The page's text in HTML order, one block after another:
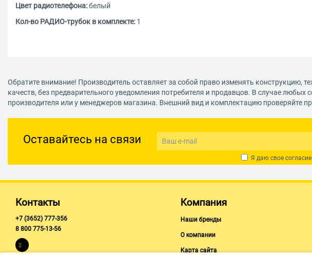
Цвет радиотелефона:белый
Кол-во РАДИО-трубок в комплекте: 1
Обратите внимание! Производитель оставляет за собой право изменять конструкцию,
качеств, без предварительного уведомления потребителя и продавцов. В случае
производителя или у менеджеров магазина. Внешний вид и комплектацию проверяйте
Оставайтесь на связи
Я даю свое
Контакты
+7 (3652) 777-356
8 800 775-13-56
Компания
Наши бренды
О компании
Карта сайта